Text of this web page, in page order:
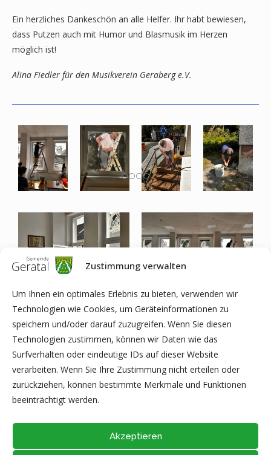
Zustimmung verwalten
Um Ihnen ein optimales Erlebnis zu bieten, verwenden wir
Technologien wie Cookies, um Geräteinformationen zu
speichern und/oder darauf zuzugreifen. Wenn Sie diesen
Technologien zustimmen, können wir Daten wie das
Surfverhalten oder eindeutige IDs auf dieser Website
verarbeiten. Wenn Sie Ihre Zustimmung nicht erteilen oder
zurückziehen, können bestimmte Merkmale und Funktionen
beeinträchtigt werden.
Akzeptieren
Ein herzliches Dankeschön an alle Helfer. Ihr habt bewiesen,
dass Putzen auch mit Humor und Blasmusik im Herzen
möglich ist!
Alina Fiedler für den Musikverein Geraberg e.V.